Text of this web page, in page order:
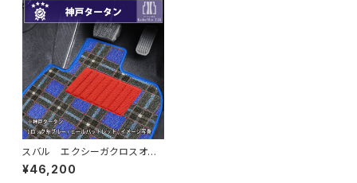
スバル エクシーガクロスオー
バー７ H27/4〜H30/3 YA
M フロアマット一式 カーマッ
¥46,200